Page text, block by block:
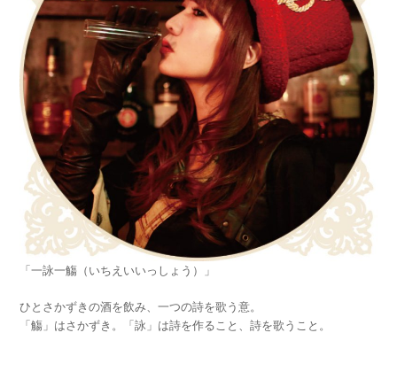
「一詠一觴（いちえいいっしょう）」
ひとさかずきの酒を飲み、一つの詩を歌う意。
「觴」はさかずき。「詠」は詩を作ること、詩を歌うこと。